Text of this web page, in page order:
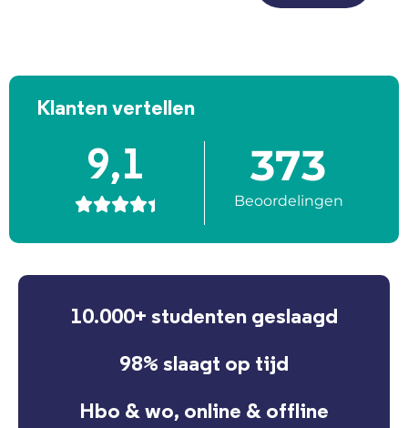
Klanten vertellen
9,1

373
Beoordelingen
10.000+ studenten geslaagd
98% slaagt op tijd
Hbo & wo, online & offline